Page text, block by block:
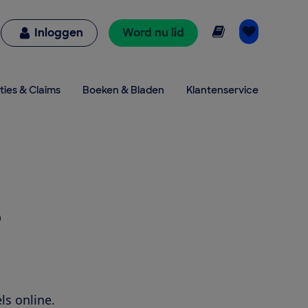
Inloggen Word nu lid Online lezen
& Claims Boeken & Bladen Klantenservice
online.